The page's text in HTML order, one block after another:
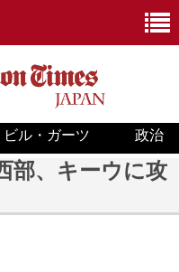
ビル・ガーツ 政治
部、キーウに攻